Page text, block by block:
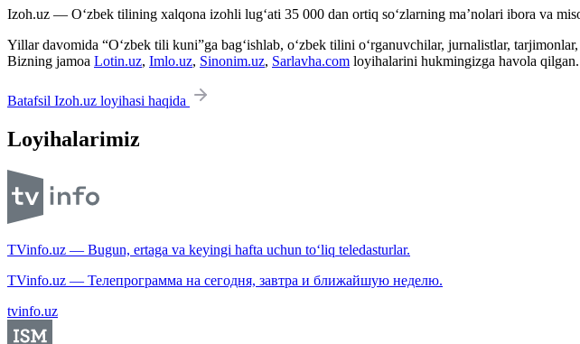
Izoh.uz — O‘zbek tilining xalqona izohli lug‘ati 35 000 dan ortiq so‘zlarning ma’nolari ibora va
Yillar davomida “O‘zbek tili kuni”ga bag‘ishlab, o‘zbek tilini o‘rganuvchilar, jurnalistlar,
Bizning jamoa Lotin.uz, Imlo.uz, Sinonim.uz, Sarlavha.com loyihalarini hukmingizga havola qilgan.
Batafsil Izoh.uz loyihasi haqida
Loyihalarimiz
TVinfo.uz — Bugun, ertaga va keyingi hafta uchun to‘liq teledasturlar.
TVinfo.uz — Телепрограмма на сегодня, завтра и ближайшую неделю.
tvinfo.uz